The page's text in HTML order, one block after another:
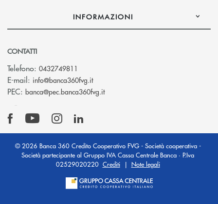
INFORMAZIONI
CONTATTI
Telefono: 0432749811
E-mail: info@banca360fvg.it(si apre l’app di posta elettronica)
PEC: banca@pec.banca360fvg.it(si apre l’app di posta elettronica)
© 2026 Banca 360 Credito Cooperativo FVG - Società cooperativa -
Società partecipante al Gruppo IVA Cassa Centrale Banca · P.Iva
02529020220 Crediti| Note legali